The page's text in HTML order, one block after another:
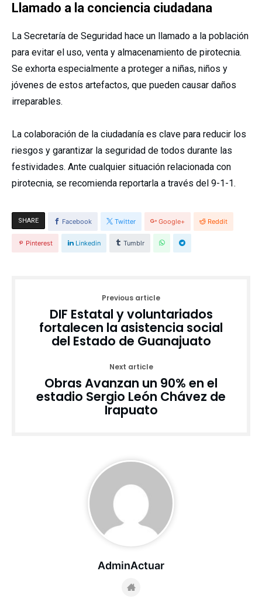
Llamado a la conciencia ciudadana
La Secretaría de Seguridad hace un llamado a la población
para evitar el uso, venta y almacenamiento de pirotecnia.
Se exhorta especialmente a proteger a niñas, niños y
jóvenes de estos artefactos, que pueden causar daños
irreparables.
La colaboración de la ciudadanía es clave para reducir los
riesgos y garantizar la seguridad de todos durante las
festividades. Ante cualquier situación relacionada con
pirotecnia, se recomienda reportarla a través del 9-1-1.
SHARE Facebook Twitter Google+ Reddit
Pinterest Linkedin Tumblr
Previous article
DIF Estatal y voluntariados
fortalecen la asistencia social
del Estado de Guanajuato
Next article
Obras Avanzan un 90% en el
estadio Sergio León Chávez de
Irapuato
AdminActuar